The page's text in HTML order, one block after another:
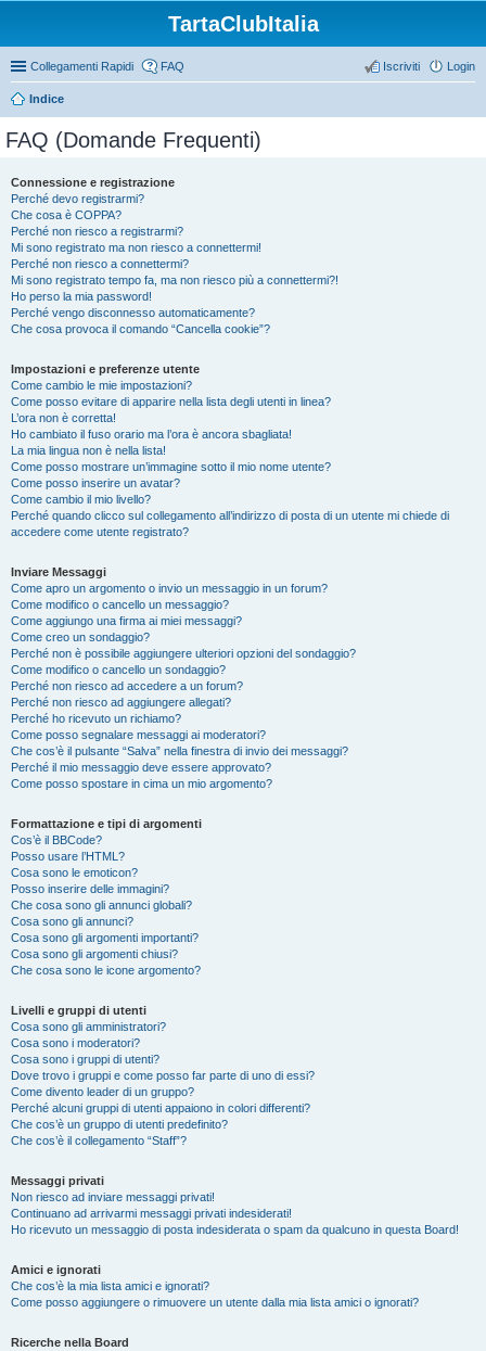
TartaClubItalia
Collegamenti Rapidi FAQ Login
Iscriviti
Indice
FAQ (Domande Frequenti)
Connessione e registrazione
Perché devo registrarmi?
Che cosa è COPPA?
Perché non riesco a registrarmi?
Mi sono registrato ma non riesco a connettermi!
Perché non riesco a connettermi?
Mi sono registrato tempo fa, ma non riesco più a connettermi?!
Ho perso la mia password!
Perché vengo disconnesso automaticamente?
Che cosa provoca il comando “Cancella cookie”?
Impostazioni e preferenze utente
Come cambio le mie impostazioni?
Come posso evitare di apparire nella lista degli utenti in linea?
L’ora non è corretta!
Ho cambiato il fuso orario ma l’ora è ancora sbagliata!
La mia lingua non è nella lista!
Come posso mostrare un’immagine sotto il mio nome utente?
Come posso inserire un avatar?
Come cambio il mio livello?
Perché quando clicco sul collegamento all’indirizzo di posta di un utente mi chiede di
accedere come utente registrato?
Inviare Messaggi
Come apro un argomento o invio un messaggio in un forum?
Come modifico o cancello un messaggio?
Come aggiungo una firma ai miei messaggi?
Come creo un sondaggio?
Perché non è possibile aggiungere ulteriori opzioni del sondaggio?
Come modifico o cancello un sondaggio?
Perché non riesco ad accedere a un forum?
Perché non riesco ad aggiungere allegati?
Perché ho ricevuto un richiamo?
Come posso segnalare messaggi ai moderatori?
Che cos’è il pulsante “Salva” nella finestra di invio dei messaggi?
Perché il mio messaggio deve essere approvato?
Come posso spostare in cima un mio argomento?
Formattazione e tipi di argomenti
Cos’è il BBCode?
Posso usare l’HTML?
Cosa sono le emoticon?
Posso inserire delle immagini?
Che cosa sono gli annunci globali?
Cosa sono gli annunci?
Cosa sono gli argomenti importanti?
Cosa sono gli argomenti chiusi?
Che cosa sono le icone argomento?
Livelli e gruppi di utenti
Cosa sono gli amministratori?
Cosa sono i moderatori?
Cosa sono i gruppi di utenti?
Dove trovo i gruppi e come posso far parte di uno di essi?
Come divento leader di un gruppo?
Perché alcuni gruppi di utenti appaiono in colori differenti?
Che cos’è un gruppo di utenti predefinito?
Che cos’è il collegamento “Staff”?
Messaggi privati
Non riesco ad inviare messaggi privati!
Continuano ad arrivarmi messaggi privati indesiderati!
Ho ricevuto un messaggio di posta indesiderata o spam da qualcuno in questa Board!
Amici e ignorati
Che cos’è la mia lista amici e ignorati?
Come posso aggiungere o rimuovere un utente dalla mia lista amici o ignorati?
Ricerche nella Board